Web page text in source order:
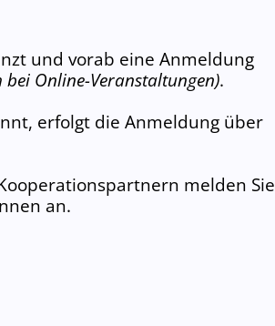
und vorab eine Anmeldung
bei Online-Veranstaltungen).
erfolgt die Anmeldung über
partnern melden Sie
an.